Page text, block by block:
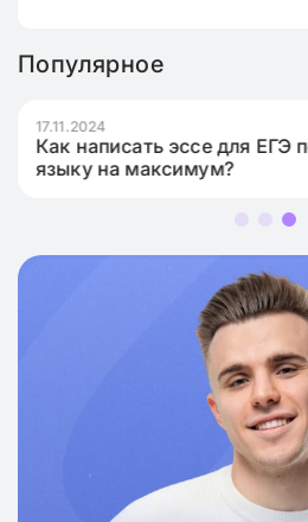
Популярное
17.11.2024
Как написать эссе для ЕГЭ
языку на максимум?